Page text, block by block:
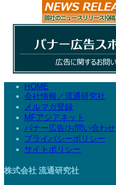
HOME
会社情報／流通研究社
メルマガ登録
MFアジアネット
バナー広告/お問い合わせ
プライバシーポリシー
サイトポリシー
株式会社 流通研究社